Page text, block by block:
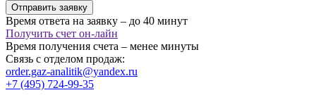
Отправить заявку
Время ответа на заявку – до 40 минут
Получить счет он-лайн
Время получения счета – менее минуты
Связь с отделом продаж:
order.gaz-analitik@yandex.ru
+7 (495) 724-99-35